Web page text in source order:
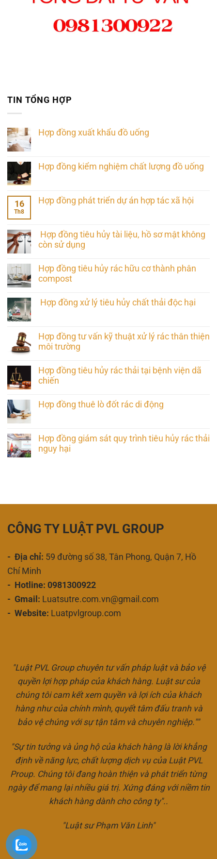
TIN TỔNG HỢP
Hợp đồng xuất khẩu đồ uống
Hợp đồng kiểm nghiệm chất lượng đồ uống
16
Th8
Hợp đồng phát triển dự án hợp tác xã hội
Hợp đồng tiêu hủy tài liệu, hồ sơ mật không
còn sử dụng
Hợp đồng tiêu hủy rác hữu cơ thành phân
compost
Hợp đồng xử lý tiêu hủy chất thải độc hại
Hợp đồng tư vấn kỹ thuật xử lý rác thân thiện
môi trường
Hợp đồng tiêu hủy rác thải tại bệnh viện dã
chiến
Hợp đồng thuê lò đốt rác di động
Hợp đồng giám sát quy trình tiêu hủy rác thải
nguy hại
CÔNG TY LUẬT PVL GROUP
- Địa chỉ: 59 đường số 38, Tân Phong, Quận 7, Hồ
Chí Minh
- Hotline: 0981300922
- Gmail: Luatsutre.com.vn@gmail.com
- Website: Luatpvlgroup.com
"Luật PVL Group chuyên tư vấn pháp luật và bảo vệ
quyền lợi hợp pháp của khách hàng. Luật sư của
chúng tôi cam kết xem quyền và lợi ích của khách
hàng như của chính mình, quyết tâm đấu tranh và
bảo vệ chúng với sự tận tâm và chuyên nghiệp.""
"Sự tin tưởng và ủng hộ của khách hàng là lời khẳng
định về năng lực, chất lượng dịch vụ của Luật PVL
Proup. Chúng tôi đang hoàn thiện và phát triển từng
ngày để mang lại nhiều giá trị. Xứng đáng với niềm tin
khách hàng dành cho công ty"..
"Luật sư Phạm Văn Linh"